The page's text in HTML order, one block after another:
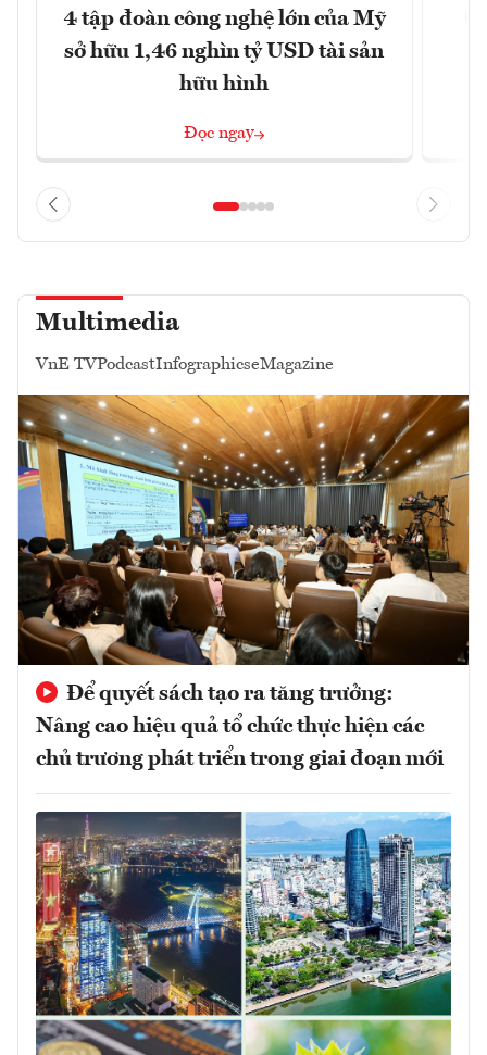
4 tập đoàn công nghệ lớn của Mỹ
sở hữu 1,46 nghìn tỷ USD tài sản
hữu hình
Đọc ngay
Multimedia
VnE TVPodcastInfographicseMagazine
Để quyết sách tạo ra tăng trưởng:
Nâng cao hiệu quả tổ chức thực hiện các
chủ trương phát triển trong giai đoạn mới